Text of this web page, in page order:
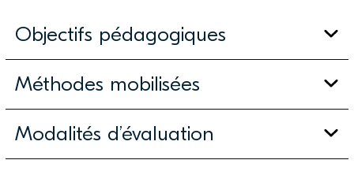
Objectifs pédagogiques
Méthodes mobilisées
Modalités d’évaluation